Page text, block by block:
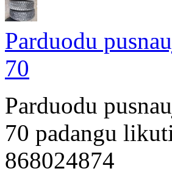
Parduodu
70
Parduodu
70 padangu
868024874